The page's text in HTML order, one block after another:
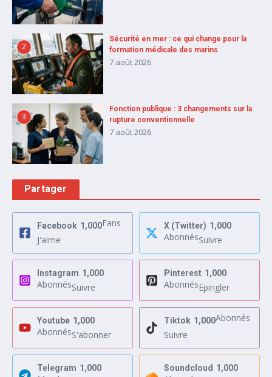
2
Sécurité en mer : ce qui change pour la
formation médicale des marins
7 août 2026
3
Fonction publique : 3 changements sur la
rupture conventionnelle
7 août 2026
Partager
Facebook 1,000Fans
J'aime
X (Twitter) 1,000
AbonnésSuivre
Instagram 1,000
AbonnésSuivre
Pinterest 1,000
AbonnésEpingler
Youtube 1,000
AbonnésS'abonner
Tiktok 1,000Abonnés
Suivre
Telegram 1,000 Soundcloud 1,000